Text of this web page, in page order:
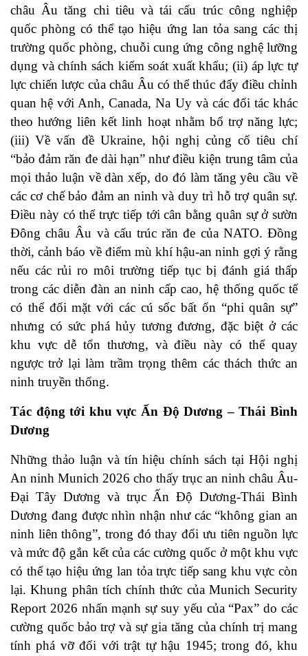
châu Âu tăng chi tiêu và tái cấu trúc công nghiệp
quốc phòng có thể tạo hiệu ứng lan tỏa sang các thị
trường quốc phòng, chuỗi cung ứng công nghệ lưỡng
dụng và chính sách kiểm soát xuất khẩu; (ii) áp lực tự
lực chiến lược của châu Âu có thể thúc đẩy điều chỉnh
quan hệ với Anh, Canada, Na Uy và các đối tác khác
theo hướng liên kết linh hoạt nhằm bổ trợ năng lực;
(iii) Về vấn đề Ukraine, hội nghị củng cố tiêu chí
“bảo đảm răn đe dài hạn” như điều kiện trung tâm của
mọi thảo luận về dàn xếp, do đó làm tăng yêu cầu về
các cơ chế bảo đảm an ninh và duy trì hỗ trợ quân sự.
Điều này có thể trực tiếp tới cân bằng quân sự ở sườn
Đông châu Âu và cấu trúc răn đe của NATO. Đồng
thời, cảnh báo về điểm mù khí hậu-an ninh gợi ý rằng
nếu các rủi ro môi trường tiếp tục bị đánh giá thấp
trong các diễn đàn an ninh cấp cao, hệ thống quốc tế
có thể đối mặt với các cú sốc bất ổn “phi quân sự”
nhưng có sức phá hủy tương đương, đặc biệt ở các
khu vực dễ tổn thương, và điều này có thể quay
ngược trở lại làm trầm trọng thêm các thách thức an
ninh truyền thống.
Tác động tới khu vực Ấn Độ Dương – Thái Bình
Dương
Những thảo luận và tín hiệu chính sách tại Hội nghị
An ninh Munich 2026 cho thấy trục an ninh châu Âu-
Đại Tây Dương và trục Ấn Độ Dương-Thái Bình
Dương đang được nhìn nhận như các “không gian an
ninh liên thông”, trong đó thay đổi ưu tiên nguồn lực
và mức độ gắn kết của các cường quốc ở một khu vực
có thể tạo hiệu ứng lan tỏa trực tiếp sang khu vực còn
lại. Khung phân tích chính thức của Munich Security
Report 2026 nhấn mạnh sự suy yếu của “Pax” do các
cường quốc bảo trợ và sự gia tăng của chính trị mang
tính phá vỡ đối với trật tự hậu 1945; trong đó, khu